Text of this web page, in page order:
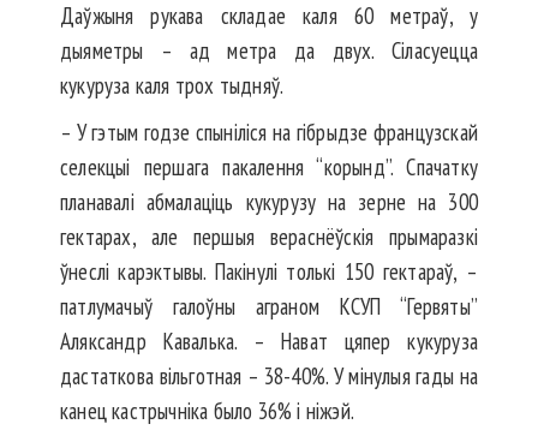
Даўжыня рукава складае каля 60 метраў, у
дыяметры – ад метра да двух. Сіласуецца
кукуруза каля трох тыдняў.
– У гэтым годзе спыніліся на гібрыдзе французскай
селекцыі першага пакалення “корынд”. Спачатку
планавалі абмалаціць кукурузу на зерне на 300
гектарах, але першыя вераснёўскія прымаразкі
ўнеслі карэктывы. Пакінулі толькі 150 гектараў, –
патлумачыў галоўны аграном КСУП “Гервяты”
Аляксандр Кавалька. – Нават цяпер кукуруза
дастаткова вільготная – 38-40%. У мінулыя гады на
канец кастрычніка было 36% і ніжэй.